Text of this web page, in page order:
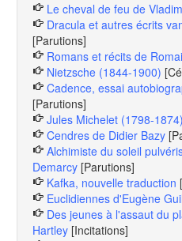
Le cheval de feu de
Dracula et autres écrits
[Parutions]
Romans et récits de
Nietzsche (1844-1900)
Cadence, essai
[Parutions]
Jules Michelet (1798-1874)
Cendres de Didier Bazy
Alchimiste du soleil
Demarcy [Parutions]
Kafka, nouvelle traduction
Euclidiennes d'Eugène
Des jeunes à l'assaut du
Hartley [Incitations]